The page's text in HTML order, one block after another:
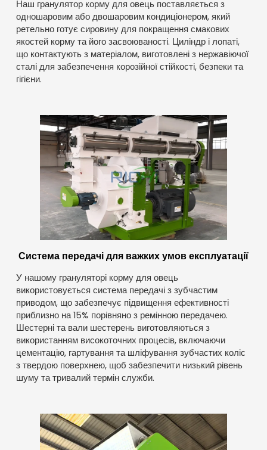
Наш гранулятор корму для овець поставляється з
одношаровим або двошаровим кондиціонером, який
ретельно готує сировину для покращення смакових
якостей корму та його засвоюваності. Циліндр і лопаті,
що контактують з матеріалом, виготовлені з нержавіючої
сталі для забезпечення корозійної стійкості, безпеки та
гігієни.
Система передачі для важких умов експлуатації
У нашому грануляторі корму для овець
використовується система передачі з зубчастим
приводом, що забезпечує підвищення ефективності
приблизно на 15% порівняно з ремінною передачею.
Шестерні та вали шестерень виготовляються з
використанням високоточних процесів, включаючи
цементацію, гартування та шліфування зубчастих коліс
з твердою поверхнею, щоб забезпечити низький рівень
шуму та тривалий термін служби.